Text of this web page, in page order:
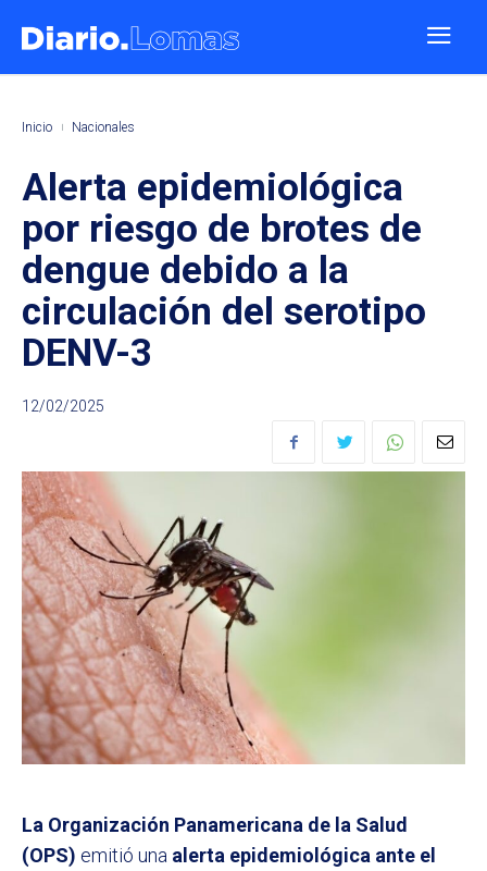
Inicio Nacionales
Alerta epidemiológica
por riesgo de brotes de
dengue debido a la
circulación del serotipo
DENV-3
12/02/2025
La Organización Panamericana de la Salud
(OPS) emitió una alerta epidemiológica ante el